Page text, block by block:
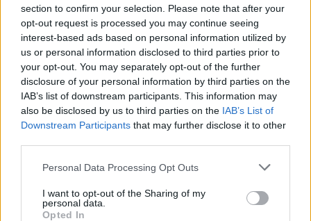
section to confirm your selection. Please note that after your
opt-out request is processed you may continue seeing
interest-based ads based on personal information utilized by
us or personal information disclosed to third parties prior to
your opt-out. You may separately opt-out of the further
disclosure of your personal information by third parties on the
IAB’s list of downstream participants. This information may
also be disclosed by us to third parties on the IAB’s List of
Downstream Participants that may further disclose it to other
Personal Data Processing Opt Outs
I want to opt-out of the Sharing of my
personal data.
Opted In
Zaburzenia obsesyjno-kompulsyjne mogą
dotyczyć zarówno młodzieży jak i małych
dzieci. Nakładem wydawnictwa GWP ukazały
się 2 publikacje poruszające ten temat.
Terapia zaburzenia obsesyjno-
kompulsyjnego dzieci i młodzieżyoraz
Terapia zaburzenia obsesyjno-
kompulsyjnego małego dziecka
. Oba tytuły
zbiorem wskazówek teoretycznych oraz